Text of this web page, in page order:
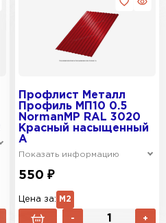
Профлист Металл
Профиль МП10 0.5
NormanMP RAL 3020
Красный насыщенный
A
Показать информацию
550 ₽
Цена за: М2
- +